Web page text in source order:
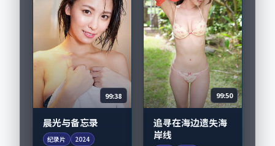
99:38
晨光与备忘录
纪录片 2024
99:50
追寻在海边遗失海
岸线